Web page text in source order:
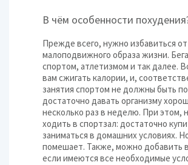
В чём особенности
Прежде всего, нужно избавиться от
малоподвижного образа жизни.
спортом, атлетизмом и так далее.
вам сжигать калории, и,
занятия спортом не должны быть
достаточно давать организму
несколько раз в неделю. При этом,
ходить в спортзал: достаточно
заниматься в домашних условиях.
помешает. Также, можно добавить
если имеются все необходимые